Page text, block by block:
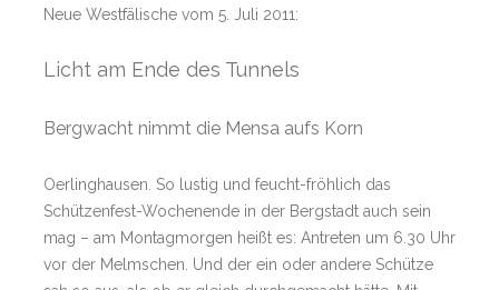
Neue Westfälische vom 5. Juli 2011:
Licht am Ende des Tunnels
Bergwacht nimmt die Mensa aufs Korn
Oerlinghausen. So lustig und feucht-fröhlich das
Schützenfest-Wochenende in der Bergstadt auch sein
mag – am Montagmorgen heißt es: Antreten um 6.30 Uhr
vor der Melmschen. Und der ein oder andere Schütze